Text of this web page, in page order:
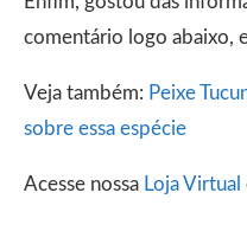
comentário logo abaixo,
Veja também: Peixe
sobre essa espécie
Acesse nossa Loja Virtual